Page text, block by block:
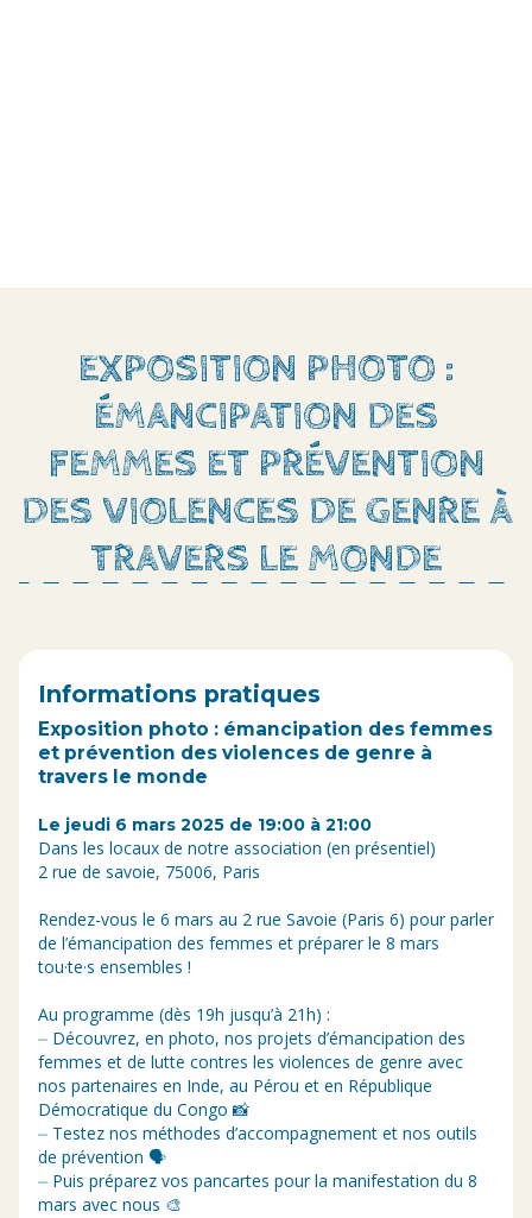
EXPOSITION PHOTO :
ÉMANCIPATION DES
FEMMES ET PRÉVENTION
DES VIOLENCES DE GENRE À
TRAVERS LE MONDE
Informations pratiques
Exposition photo : émancipation des femmes
et prévention des violences de genre à
travers le monde
Le jeudi 6 mars 2025 de 19:00 à 21:00
Dans les locaux de notre association (en présentiel)
2 rue de savoie, 75006, Paris
Rendez-vous le 6 mars au 2 rue Savoie (Paris 6) pour parler
de l’émancipation des femmes et préparer le 8 mars
tou·te·s ensembles !
Au programme (dès 19h jusqu’à 21h) :
⏤ Découvrez, en photo, nos projets d’émancipation des
femmes et de lutte contres les violences de genre avec
nos partenaires en Inde, au Pérou et en République
Démocratique du Congo 📸
⏤ Testez nos méthodes d’accompagnement et nos outils
de prévention 🗣️
⏤ Puis préparez vos pancartes pour la manifestation du 8
mars avec nous 🎨